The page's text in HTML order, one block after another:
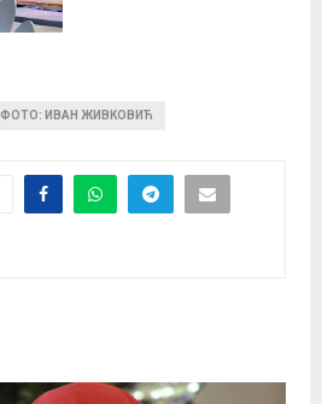
ФОТО: ИВАН ЖИВКОВИЋ